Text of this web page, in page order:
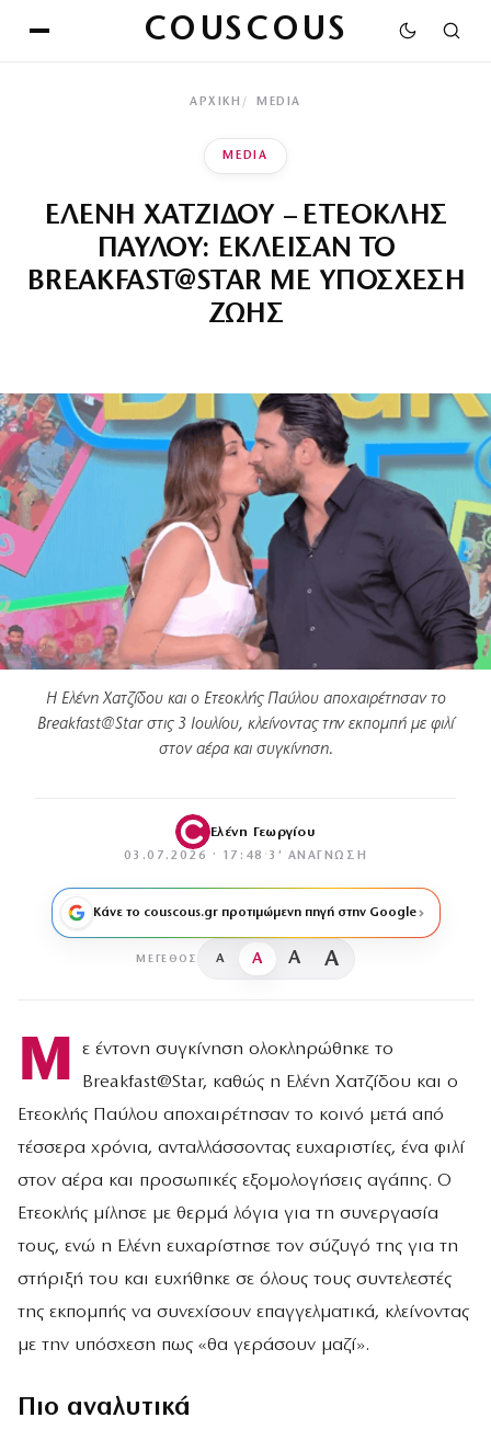
COUSCOUS
ΑΡΧΙΚΉ MEDIA
MEDIA
ΕΛΕΝΗ ΧΑΤΖΙΔΟΥ – ΕΤΕΟΚΛΗΣ
ΠΑΥΛΟΥ: ΕΚΛΕΙΣΑΝ ΤΟ
BREAKFAST@STAR ΜΕ ΥΠΟΣΧΕΣΗ
ΖΩΗΣ
Η Ελένη Χατζίδου και ο Ετεοκλής Παύλου αποχαιρέτησαν το
Breakfast@Star στις 3 Ιουλίου, κλείνοντας την εκπομπή με φιλί
στον αέρα και συγκίνηση.
Ελένη Γεωργίου
03.07.2026 · 17:48 · 3′ ΑΝΆΓΝΩΣΗ
Κάνε το couscous.gr προτιμώμενη πηγή στην Google
ΜΈΓΕΘΟΣ A A A A
Μ
ε έντονη συγκίνηση ολοκληρώθηκε το
Breakfast@Star, καθώς η Ελένη Χατζίδου και ο
Ετεοκλής Παύλου αποχαιρέτησαν το κοινό μετά από
τέσσερα χρόνια, ανταλλάσσοντας ευχαριστίες, ένα φιλί
στον αέρα και προσωπικές εξομολογήσεις αγάπης. Ο
Ετεοκλής μίλησε με θερμά λόγια για τη συνεργασία
τους, ενώ η Ελένη ευχαρίστησε τον σύζυγό της για τη
στήριξή του και ευχήθηκε σε όλους τους συντελεστές
της εκπομπής να συνεχίσουν επαγγελματικά, κλείνοντας
με την υπόσχεση πως «θα γεράσουν μαζί».
Πιο αναλυτικά